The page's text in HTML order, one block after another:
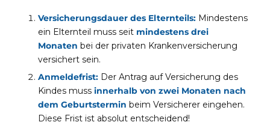
Versicherungsdauer des Elternteils:Mindestens
ein Elternteil muss seit mindestens drei
Monaten bei der privaten Krankenversicherung
versichert sein.
Anmeldefrist:Der Antrag auf Versicherung des
Kindes muss innerhalb von zwei Monaten nach
dem Geburtstermin beim Versicherer eingehen.
Diese Frist ist absolut entscheidend!